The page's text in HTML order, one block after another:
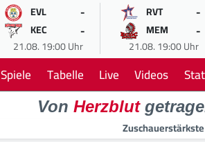
EVL -
KEC -
21.08. 19:00 Uhr
RVT -
MEM -
21.08. 19:00 Uhr
Spiele Tabelle Live Videos
Von Herzblut